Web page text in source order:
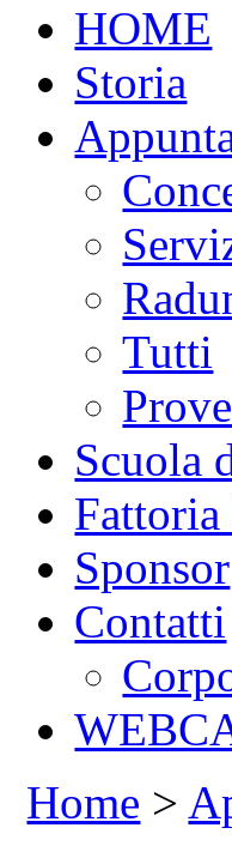
HOME
Storia
Tutti
Prove
Scuola
Sponsor
Contatti
Home >